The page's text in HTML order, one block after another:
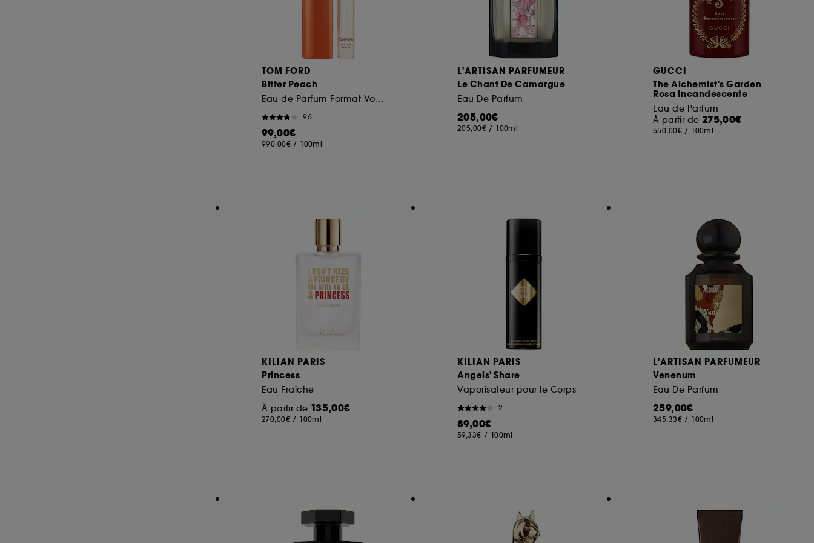
TOM FORD
Bitter Peach
Eau de Parfum Format Voyage
96
99,00€
990,00€ / 100ml
L'ARTISAN PARFUMEUR
Le Chant De Camargue
Eau De Parfum
205,00€
205,00€ / 100ml
GUCCI
The Alchemist's Garden
Rosa Incandescente
Eau de Parfum
À partir de 275,00€
550,00€ / 100ml
KILIAN PARIS
Princess
Eau Fraîche
À partir de 135,00€
270,00€ / 100ml
KILIAN PARIS
Angels' Share
Vaporisateur pour le Corps
2
89,00€
59,33€ / 100ml
L'ARTISAN PARFUMEUR
Venenum
Eau De Parfum
259,00€
345,33€ / 100ml
A l'exception des cookies techniques, le dépôt et la lecture de ces traceurs requiert votre accord. Vous pouvez personnaliser vos choix concernant
le dépôt de ces cookies grâce au bouton "personnaliser mes choix" ci-dessous ou décider de "tout accepter". Sephora pourra associer les
informations de navigation collectées par ces Cookies, pour les finalités acceptées, avec les données personnelles collectées ou générées lors
de votre activité en ligne ou en magasin. Pour refuser tous les cookies, cliques sur "continuer sans accepter". Voous pouvez à tout moment choisir